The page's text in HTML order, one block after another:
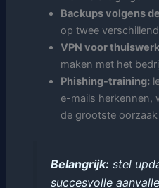
Backups volgens
op twee
VPN voor
maken met het
Phishing-training:
e-mails herkennen,
de grootste
Belangrijk:stel
succesvolle